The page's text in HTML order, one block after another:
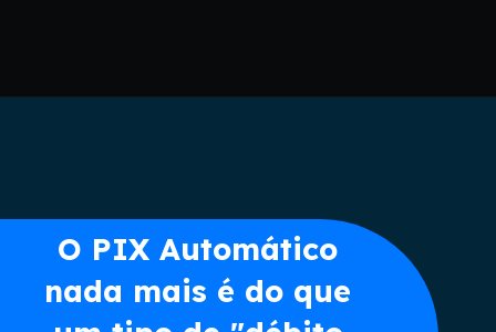
O PIX Automático
nada mais é do que